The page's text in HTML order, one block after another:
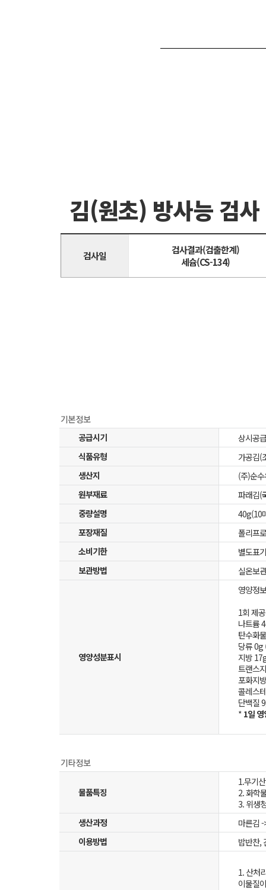
김(원초) 방사능 검
검사일
검사결과(검출한계)
세슘(CS-134)
공급시기
상시공급
식품유형
가공김(
생산지
(주)순
원부재료
파래김(
중량설명
40g(10
포장재질
폴리프
소비기한
별도표기
보관방법
실온보
영양성분표시
영양정
1회 제
나트륨
탄수화
당류 0g
지방
트랜스
포화지
콜레스
단백질
* 1일
물품특징
1.무기
2. 화학
3. 위생
생산과정
마른김
이용방법
밥반찬,
1. 산처
이물질